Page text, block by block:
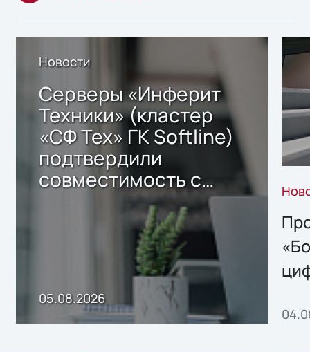
Новости
Серверы «Инферит
Техники» (кластер
«СФ Тех» ГК Softline)
подтвердили
совместимость с
решением Sharx
Storage 2.x для
хранения данных
05.08.2026